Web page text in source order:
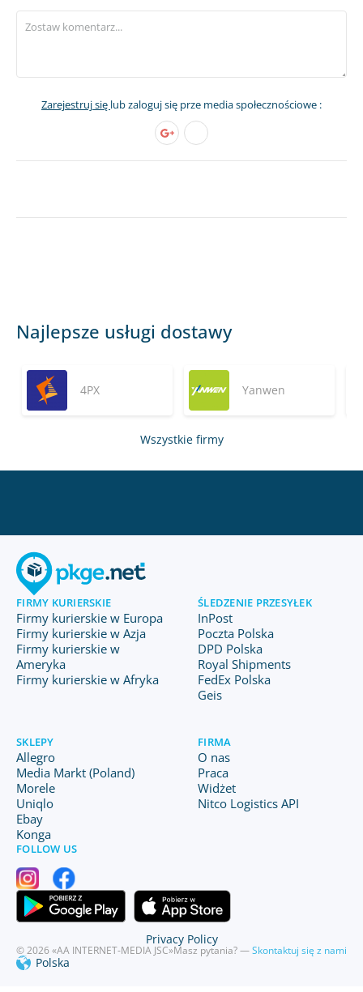
Zarejestruj się lub zaloguj się prze media społecznościowe :
Najlepsze usługi dostawy
4PX Yanwen
Wszystkie firmy
FIRMY KURIERSKIE
Firmy kurierskie w Europa
Firmy kurierskie w Azja
Firmy kurierskie w
Ameryka
Firmy kurierskie w Afryka
ŚLEDZENIE PRZESYŁEK
InPost
Poczta Polska
DPD Polska
Royal Shipments
FedEx Polska
Geis
SKLEPY
Allegro
Media Markt (Poland)
Morele
Uniqlo
Ebay
Konga
FIRMA
O nas
Praca
Widżet
Nitco Logistics API
FOLLOW US
© 2026 «AA INTERNET-MEDIA JSC»Masz pytania? —Skontaktuj się z nami
Polska
Privacy Policy